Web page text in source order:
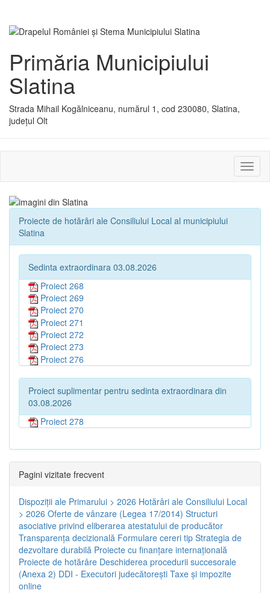
Primăria Municipiului
Slatina
Strada Mihail Kogălniceanu, numărul 1, cod 230080, Slatina,
județul Olt
sau
Proiecte de hotărâri ale Consiliului Local al municipiului
Slatina
Sedinta extraordinara 03.08.2026
Proiect 268
Proiect 269
Proiect 270
Proiect 271
Proiect 272
Proiect 273
Proiect 276
Proiect suplimentar pentru sedinta extraordinara din
03.08.2026
Proiect 278
Pagini vizitate frecvent
Dispoziţii ale Primarului > 2026 Hotărâri ale Consiliului Local
> 2026 Oferte de vânzare (Legea 17/2014) Structuri
asociative privind eliberarea atestatului de producător
Transparenţa decizională Formulare cereri tip Strategia de
dezvoltare durabilă Proiecte cu finanţare internaţională
Proiecte de hotărâre Deschiderea procedurii succesorale
(Anexa 2) DDI - Executori judecătorești Taxe şi impozite
online